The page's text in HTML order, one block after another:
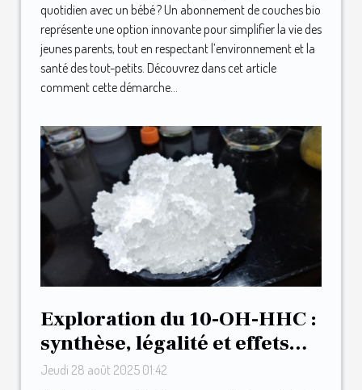
quotidien avec un bébé ? Un abonnement de couches bio
représente une option innovante pour simplifier la vie des
jeunes parents, tout en respectant l’environnement et la
santé des tout-petits. Découvrez dans cet article
comment cette démarche...
Exploration du 10-OH-HHC :
synthèse, légalité et effets
ressentis
Jeudi 28 août 2025 01:42